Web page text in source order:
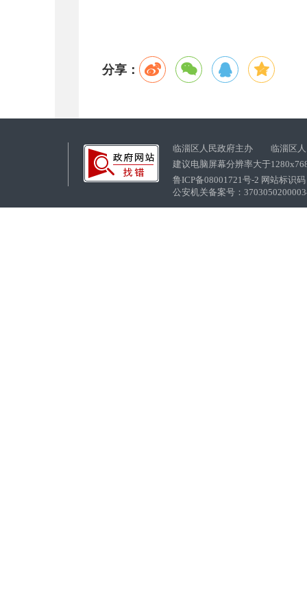
分享：
临淄区人民政府主办 临淄区人
建议电脑屏幕分辨率大于
鲁ICP备08001721号-2 网站标识
公安机关备案号：